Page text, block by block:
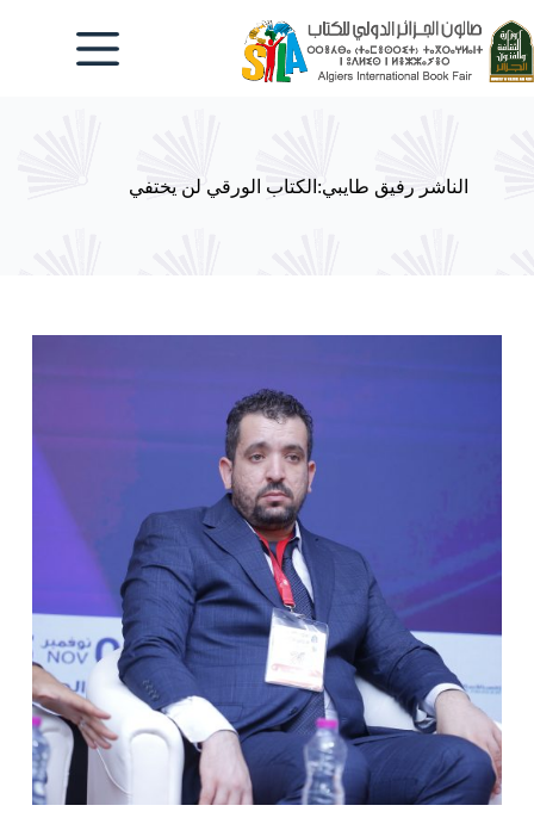
إلى
المحتوى
الناشر رفيق طايبي:الكتاب الورقي لن يختفي